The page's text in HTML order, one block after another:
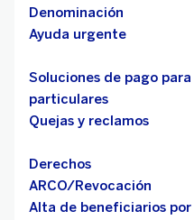
Denominación
Ayuda urgente
Soluciones de pago para
particulares
Quejas y reclamos
Derechos
ARCO/Revocación
Alta de beneficiarios por